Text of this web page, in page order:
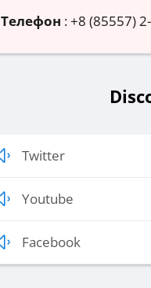
Телефон :+8 (85557)
Twitter
Youtube
Facebook